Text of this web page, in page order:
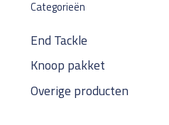
Categorieën
End Tackle
Knoop pakket
Overige producten